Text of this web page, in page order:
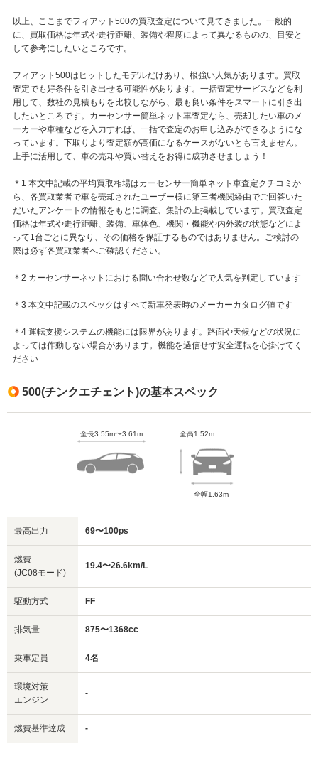
以上、ここまでフィアット500の買取査定について見てきました。一般的
に、買取価格は年式や走行距離、装備や程度によって異なるものの、目安と
して参考にしたいところです。
フィアット500はヒットしたモデルだけあり、根強い人気があります。買取
査定でも好条件を引き出せる可能性があります。一括査定サービスなどを利
用して、数社の見積もりを比較しながら、最も良い条件をスマートに引き出
したいところです。カーセンサー簡単ネット車査定なら、売却したい車のメ
ーカーや車種などを入力すれば、一括で査定のお申し込みができるようにな
っています。下取りより査定額が高価になるケースがないとも言えません。
上手に活用して、車の売却や買い替えをお得に成功させましょう！
＊1 本文中記載の平均買取相場はカーセンサー簡単ネット車査定クチコミか
ら、各買取業者で車を売却されたユーザー様に第三者機関経由でご回答いた
だいたアンケートの情報をもとに調査、集計の上掲載しています。買取査定
価格は年式や走行距離、装備、車体色、機関・機能や内外装の状態などによ
って1台ごとに異なり、その価格を保証するものではありません。ご検討の
際は必ず各買取業者へご確認ください。
＊2 カーセンサーネットにおける問い合わせ数などで人気を判定しています
＊3 本文中記載のスペックはすべて新車発表時のメーカーカタログ値です
＊4 運転支援システムの機能には限界があります。路面や天候などの状況に
よっては作動しない場合があります。機能を過信せず安全運転を心掛けてく
ださい
500(チンクエチェント)の基本スペック
全長3.55m〜3.61m 全高1.52m
全幅1.63m
最高出力 69〜100ps
燃費
(JC08モード)
19.4〜26.6km/L
駆動方式 FF
排気量 875〜1368cc
乗車定員 4名
環境対策
エンジン
-
燃費基準達成 -